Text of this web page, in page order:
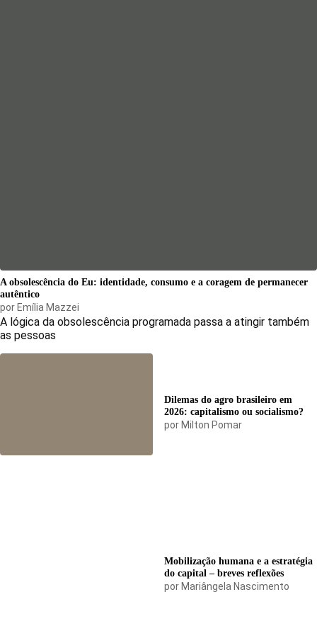
A obsolescência do Eu: identidade, consumo e a coragem de permanecer
autêntico
por Emília Mazzei
A lógica da obsolescência programada passa a atingir também
as pessoas
Dilemas do agro brasileiro em
2026: capitalismo ou socialismo?
por Milton Pomar
Mobilização humana e a estratégia
do capital – breves reflexões
por Mariângela Nascimento